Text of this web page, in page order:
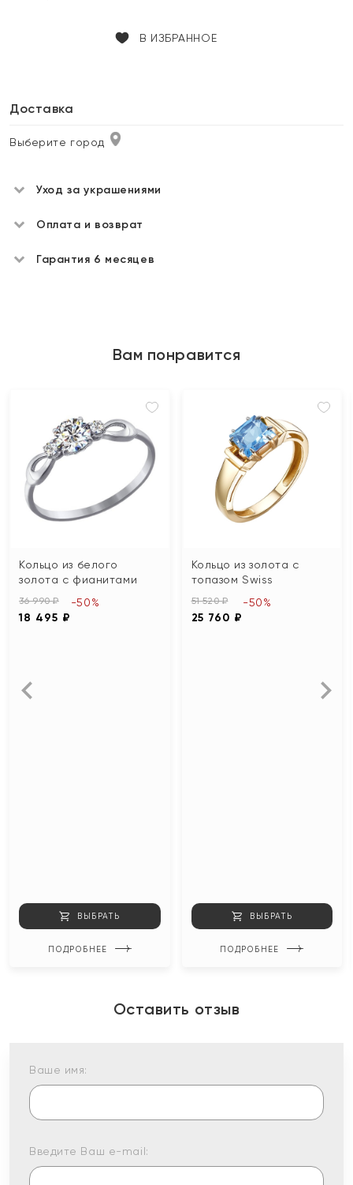
В ИЗБРАННОЕ
Доставка
Выберите город
Уход за украшениями
Оплата и возврат
Гарантия 6 месяцев
Вам понравится
Кольцо из белого
золота с фианитами
36 990 ₽
18 495 ₽
-50%
ВЫБРАТЬ
ПОДРОБНЕЕ
Кольцо из золота с
топазом Swiss
51 520 ₽
25 760 ₽
-50%
ВЫБРАТЬ
ПОДРОБНЕЕ
Оставить отзыв
Ваше имя:
Введите Ваш e-mail: